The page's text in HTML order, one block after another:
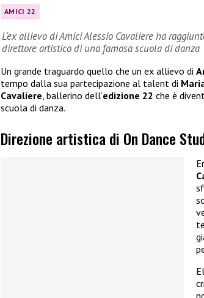
AMICI 22
L’ex allievo di Amici Alessio Cavaliere ha
direttore artistico di una famosa scuola di danza
Un grande traguardo quello che un ex allievo di
tempo dalla sua partecipazione al talent di
Cavaliere, ballerino dell’edizione 22 che è
scuola di danza.
Direzione artistica di On Dance